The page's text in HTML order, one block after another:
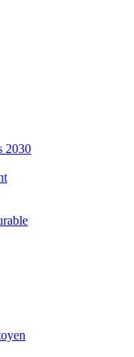
2030